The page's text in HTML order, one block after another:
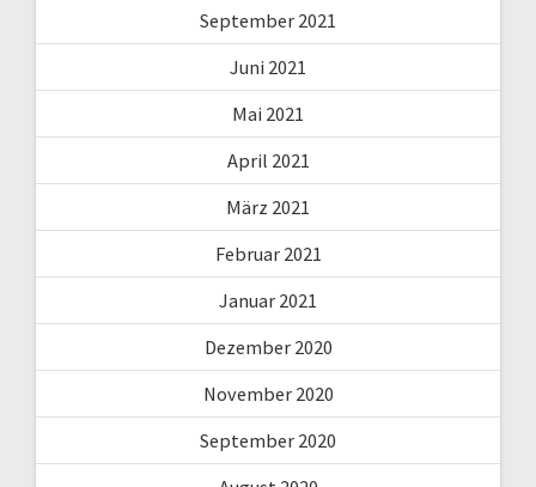
September 2021
Juni 2021
Mai 2021
April 2021
März 2021
Februar 2021
Januar 2021
Dezember 2020
November 2020
September 2020